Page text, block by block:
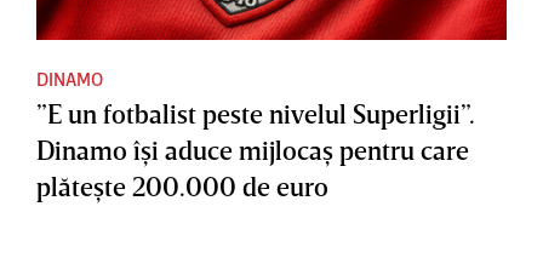
DINAMO
”E un fotbalist peste nivelul Superligii”.
Dinamo îşi aduce mijlocaş pentru care
plăteşte 200.000 de euro